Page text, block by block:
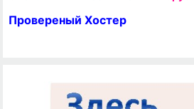
Провереный Хостер